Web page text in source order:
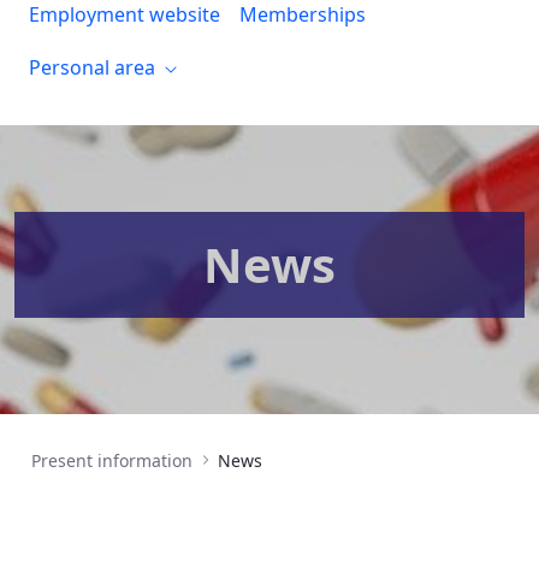
Employment website
Memberships
Personal area
News
Present information News